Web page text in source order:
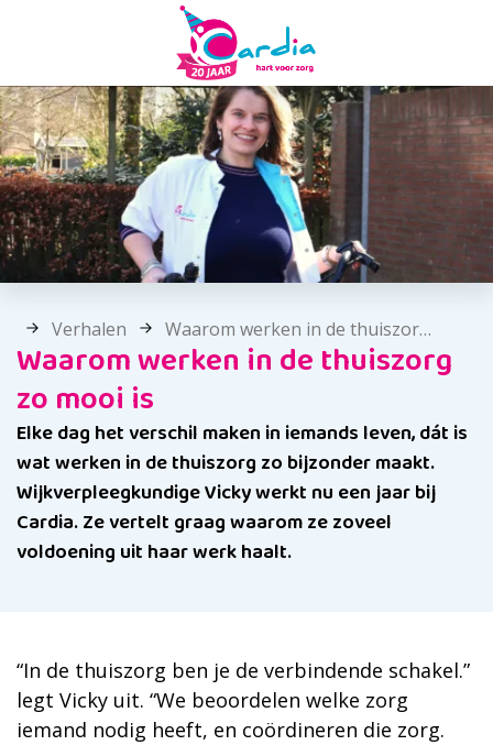
Verhalen Waarom werken in de thuiszorg zo mooi is
Waarom werken in de thuiszorg
zo mooi is
Elke dag het verschil maken in iemands leven, dát is
wat werken in de thuiszorg zo bijzonder maakt.
Wijkverpleegkundige Vicky werkt nu een jaar bij
Cardia. Ze vertelt graag waarom ze zoveel
voldoening uit haar werk haalt.
“In de thuiszorg ben je de verbindende schakel.”
legt Vicky uit. “We beoordelen welke zorg
iemand nodig heeft, en coördineren die zorg.